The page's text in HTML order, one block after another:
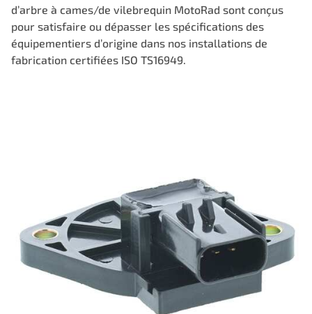
d’arbre à cames/de vilebrequin MotoRad sont conçus
pour satisfaire ou dépasser les spécifications des
équipementiers d’origine dans nos installations de
fabrication certifiées ISO TS16949.